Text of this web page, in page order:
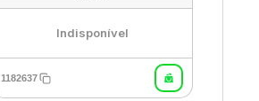
Indisponível
1182637